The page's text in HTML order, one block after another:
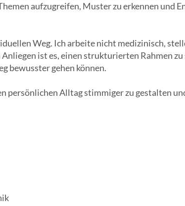
aufzugreifen, Muster zu erkennen und
Weg. Ich arbeite nicht medizinisch,
ist es, einen strukturierten Rahmen zu
bewusster gehen können.
persönlichen Alltag stimmiger zu gestalten